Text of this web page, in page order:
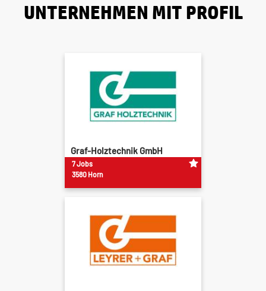
UNTERNEHMEN MIT PROFIL
Graf-Holztechnik GmbH
7 Jobs
3580 Horn